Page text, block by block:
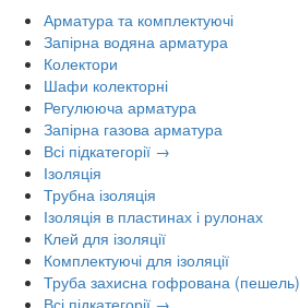
Арматура та комплектуючі
Запірна водяна арматура
Колектори
Шафи колекторні
Регулююча арматура
Запірна газова арматура
Всі підкатегорії →
Ізоляція
Трубна ізоляція
Ізоляція в пластинах і рулонах
Клей для ізоляції
Комплектуючі для ізоляції
Труба захисна гофрована (пешель)